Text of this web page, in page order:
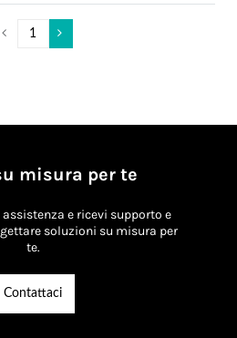
misura per te
e ricevi supporto e
soluzioni su misura per
te.
Contattaci